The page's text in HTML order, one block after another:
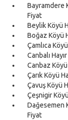
Bayramdere
Fiyat
Beylik Köyü
Boğaz Köyü
Çamlıca
Canbalı
Canbaz Köyü
Çarık Köyü
Çavuş Köyü
Çeşnigir
Dağesemen
Fiyat